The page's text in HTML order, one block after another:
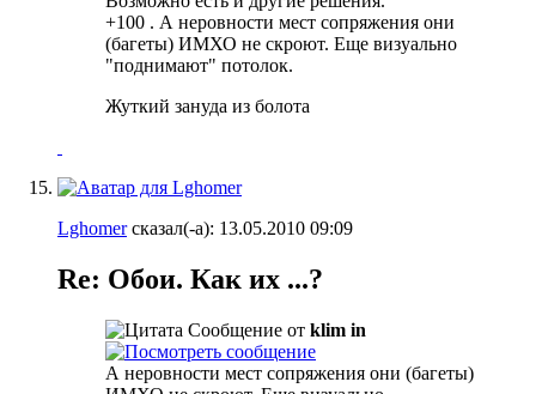
+100 . А неровности мест сопряжения они
(багеты) ИМХО не скроют. Еще визуально
"поднимают" потолок.
Жуткий зануда из болота
Lghomerсказал(-а): 13.05.2010 09:09
Re: Обои. Как их ...?
Сообщение от klim in
А неровности мест сопряжения они (багеты)